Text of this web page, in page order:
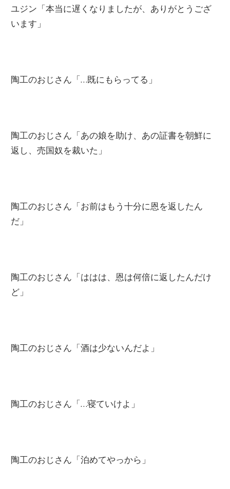
ユジン「本当に遅くなりましたが、ありがとうござ
います」
陶工のおじさん「…既にもらってる」
陶工のおじさん「あの娘を助け、あの証書を朝鮮に
返し、売国奴を裁いた」
陶工のおじさん「お前はもう十分に恩を返したん
だ」
陶工のおじさん「ははは、恩は何倍に返したんだけ
ど」
陶工のおじさん「酒は少ないんだよ」
陶工のおじさん「…寝ていけよ」
陶工のおじさん「泊めてやっから」